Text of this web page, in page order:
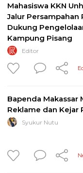
Mahasiswa KKN
Jalur Persampahan
Dukung
Kampung Pisang
Editor
Bapenda Makassar
Reklame dan Kejar
Syukur Nutu